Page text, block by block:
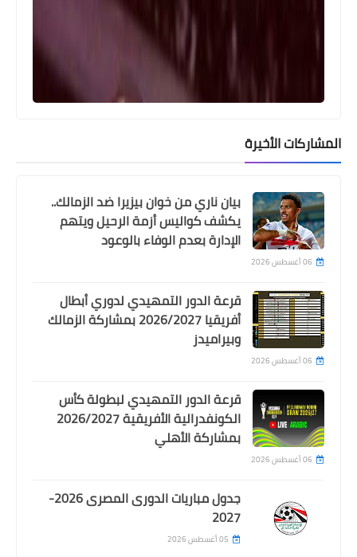
Egypt
تعليق قوى من ميدو على تشجيع جماهير
بيراميدز للاهلى : حاجة تكسف
Egypt
تعليق قوى من سيد عبدالحفيظ على طرد
الشيبى بعد تدخله العنيف على الشحات
المشاركات الأخيرة
بيان ناري من خوان بيزيرا ضد الزمالك..
يكشف كواليس أزمة الرحيل ويتهم
الإدارة بعدم الوفاء بالوعود
06 أغسطس 2026
قرعة الدور التمهيدي لدوري أبطال
أفريقيا 2026/2027 بمشاركة الزمالك
وبيراميدز
06 أغسطس 2026
قرعة الدور التمهيدي لبطولة كأس
الكونفدرالية الأفريقية 2026/2027
بمشاركة الأهلي
06 أغسطس 2026
جدول مباريات الدورى المصرى 2026-
2027
05 أغسطس 2026